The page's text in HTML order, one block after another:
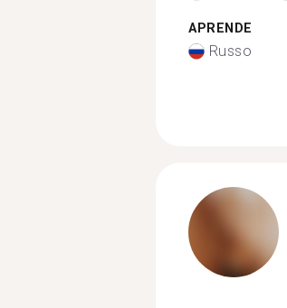
APRENDE
Russo